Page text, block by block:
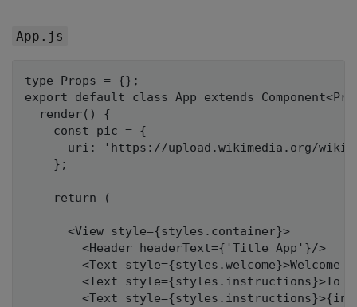
App.js
type Props = {};
export default class App extends
  render() {
    const pic = {
uri: 'https://upload.wikimedia.org/
    };
    return (
      <View style={styles.container}>
        <Header headerText={'Title App'}/>
<Text style={styles.welcome}>Welcome
<Text style={styles.instructions}>To
<Text